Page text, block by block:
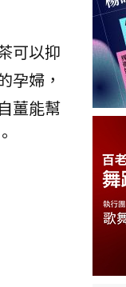
可以抑
孕婦，
薑能幫